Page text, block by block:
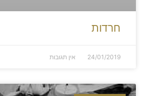
חרדות
24/01/2019 אין תגובות